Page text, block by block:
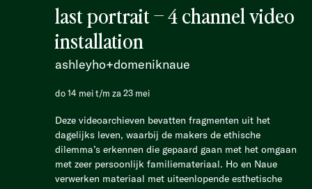
last portrait – 4 channel video
installation
ashleyho+domeniknaue
do 14 mei t/m za 23 mei
Deze videoarchieven bevatten fragmenten uit het
dagelijks leven, waarbij de makers de ethische
dilemma’s erkennen die gepaard gaan met het omgaan
met zeer persoonlijk familiemateriaal. Ho en Naue
verwerken materiaal met uiteenlopende esthetische